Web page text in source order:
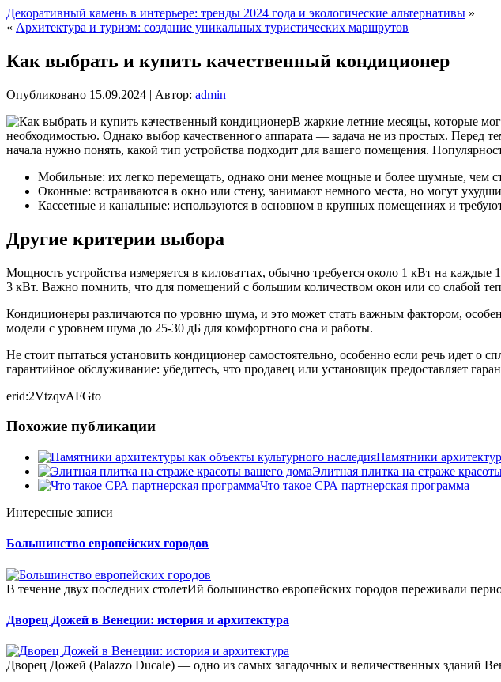
Декоративный камень в интерьере: тренды 2024 года и экологические альтернативы »
« Архитектура и туризм: создание уникальных туристических маршрутов
Как выбрать и купить качественный кондиционер
Опубликовано 15.09.2024 | Автор: admin
В жаркие летние месяцы, которые
необходимостью. Однако выбор качественного аппарата — задача не из простых. Перед
начала нужно понять, какой тип устройства подходит для вашего помещения.
Мобильные: их легко перемещать, однако они менее мощные и более шумные, чем
Оконные: встраиваются в окно или стену, занимают немного места, но могут
Кассетные и канальные: используются в основном в крупных помещениях и
Другие критерии выбора
Мощность устройства измеряется в киловаттах, обычно требуется около 1 кВт на
3 кВт. Важно помнить, что для помещений с большим количеством окон или со слабой
Кондиционеры различаются по уровню шума, и это может стать важным фактором,
модели с уровнем шума до 25-30 дБ для комфортного сна и работы.
Не стоит пытаться установить кондиционер самостоятельно, особенно если речь идет
гарантийное обслуживание: убедитесь, что продавец или установщик предоставляет
erid:2VtzqvAFGto
Похожие публикации
Памятники
Элитная плитка на страже
Что такое СРА партнерская программа
Интересные записи
Большинство европейских городов
В течение двух последних столетИй большинство европейских городов переживали
Дворец Дожей в Венеции: история и архитектура
Дворец Дожей (Palazzo Ducale) — одно из самых загадочных и величественных зданий